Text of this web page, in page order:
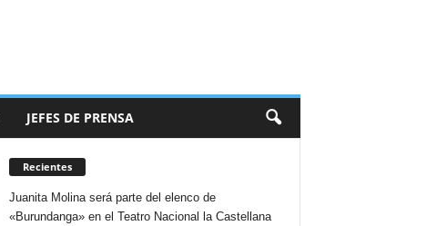
JEFES DE PRENSA
Recientes
Juanita Molina será parte del elenco de
«Burundanga» en el Teatro Nacional la Castellana